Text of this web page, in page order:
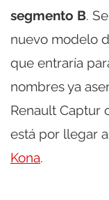
segmento B.
nuevo modelo
que entraría
nombres ya
Renault Captur
está por llegar
Kona.